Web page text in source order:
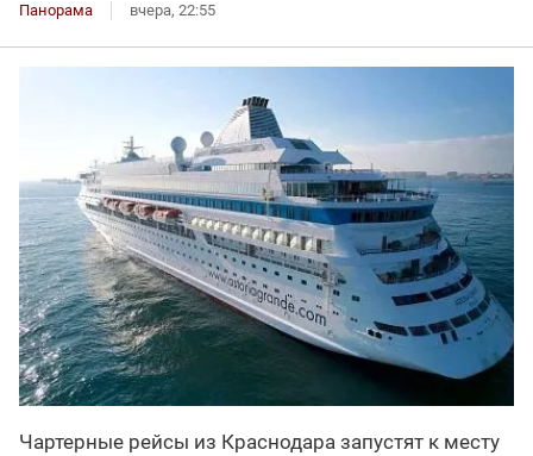
Панорама вчера, 22:55
Чартерные рейсы из Краснодара запустят к месту